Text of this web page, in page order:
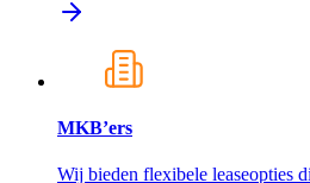
MKB’ers
Wij bieden flexibele leaseopties